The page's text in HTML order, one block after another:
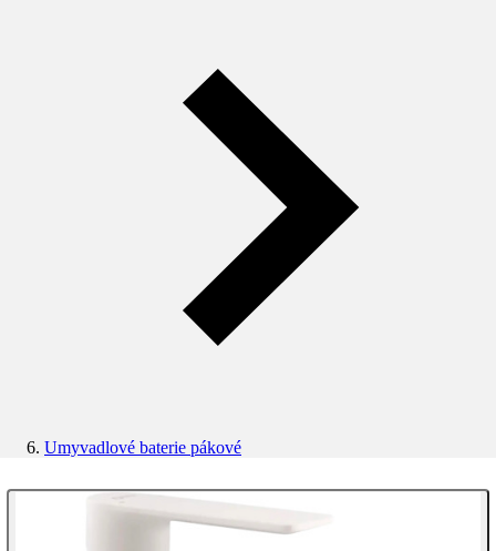
Umyvadlové baterie pákové